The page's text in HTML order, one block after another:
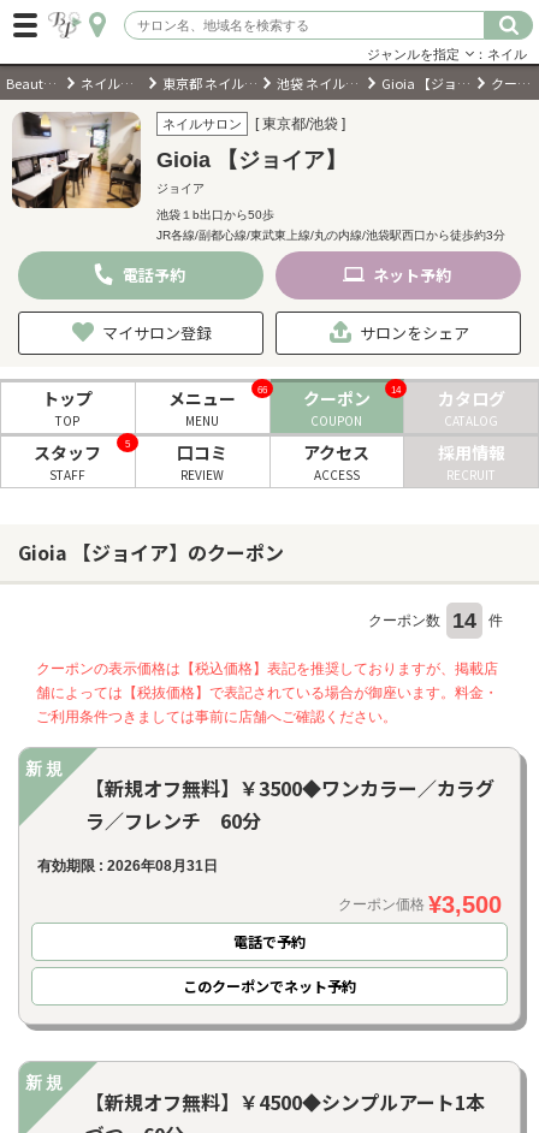
ログイン
会員登録 （無料）
キーワード検索
ジャンルを選択
キーワードで検索
近くのサロンを探す
まつげサロン
リラクゼーションサロン
美容クリニック
ネイルカタログ
メンズカタログ
ジャンルを指定 ：ネイル
BeautyPark ネイルサロン 東京都 ネイルサロン 池袋 ネイルサロン Gioia 【ジョイア】 クーポン
ネイルサロン [ 東京都/池袋 ]
Gioia 【ジョイア】
ジョイア
池袋１b出口から50歩
JR各線/副都心線/東武東上線/丸の内線/池袋駅西口から徒歩約3分
電話予約 ネット予約
マイサロン登録 サロンをシェア
トップ
TOP
メニュー
MENU
66 クーポン
COUPON
14 カタログ
CATALOG
スタッフ
STAFF
5 口コミ
REVIEW
アクセス
ACCESS
採用情報
RECRUIT
Gioia 【ジョイア】のクーポン
クーポン数 14 件
クーポンの表示価格は【税込価格】表記を推奨しておりますが、掲載店
舗によっては【税抜価格】で表記されている場合が御座います。料金・
ご利用条件つきましては事前に店舗へご確認ください。
新規
【新規オフ無料】￥3500◆ワンカラー／カラグ
ラ／フレンチ 60分
有効期限 : 2026年08月31日
クーポン価格 ¥3,500
電話で予約
このクーポンでネット予約
新規
【新規オフ無料】￥4500◆シンプルアート1本